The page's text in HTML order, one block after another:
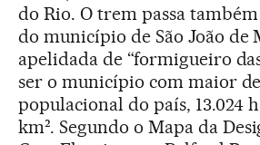
do Rio. O trem passa
do município de São João de
apelidada de “formigueiro
ser o município com maior
populacional do país, 13.024
km². Segundo o Mapa da